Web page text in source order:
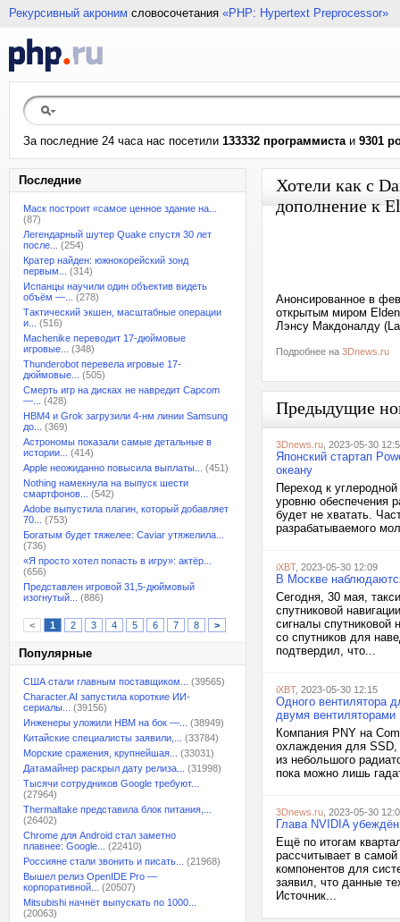
Рекурсивный акроним словосочетания «PHP: Hypertext Preprocessor»
За последние 24 часа нас посетили 133332 программистаи 9301
Последние
Маск построит «самое ценное здание на...
(87)
Легендарный шутер Quake спустя 30 лет
после...
(254)
Кратер найден: южнокорейский зонд
первым...
(314)
Испанцы научили один объектив видеть
объём —...
(278)
Тактический экшен, масштабные операции
и...
(516)
Machenike переводит 17-дюймовые
игровые...
(348)
Thunderobot перевела игровые 17-
дюймовые...
(505)
Смерть игр на дисках не навредит Capcom
—...
(428)
HBM4 и Grok загрузили 4-нм линии Samsung
до...
(369)
Астрономы показали самые детальные в
истории...
(414)
Apple неожиданно повысила выплаты...
(451)
Nothing намекнула на выпуск шести
смартфонов...
(542)
Adobe выпустила плагин, который добавляет
70...
(753)
Богатым будет тяжелее: Caviar утяжелила...
(736)
«Я просто хотел попасть в игру»: актёр...
(656)
Представлен игровой 31,5-дюймовый
изогнутый...
(886)
< 1 2 3 4 5 6 7 8 >
Популярные
США стали главным поставщиком...
(39565)
Character.AI запустила короткие ИИ-
сериалы...
(39156)
Инженеры уложили HBM на бок —...
(38949)
Китайские специалисты заявили,...
(33784)
Морские сражения, крупнейшая...
(33031)
Датамайнер раскрыл дату релиза...
(31998)
Тысячи сотрудников Google требуют...
(27964)
Thermaltake представила блок питания,...
(26402)
Chrome для Android стал заметно
плавнее: Google...
(22410)
Россияне стали звонить и писать...
(21968)
Вышел релиз OpenIDE Pro —
корпоративной...
(20507)
Mitsubishi начнёт выпускать по 1000...
(20063)
Хотели как с
дополнение к
Анонсированное в
открытым миром
Лэнсу Макдоналду
Подробнее на 3Dnews.ru
Предыдущие
3Dnews.ru , 2023-05-30
Японский стартап
океану
Переход к
уровню обеспечения
будет не хватать.
разрабатываемого
iXBT, 2023-05-30 12:09
В Москве
Сегодня, 30 мая,
спутниковой
сигналы спутниковой
со спутников для
подтвердил, что...
iXBT, 2023-05-30 12:15
Одного вентилятора
двумя вентиляторами
Компания PNY на
охлаждения для SSD,
из небольшого
пока можно лишь
3Dnews.ru , 2023-05-30
Глава NVIDIA
Ещё по итогам
рассчитывает в
компонентов для
заявил, что данные
Источник...